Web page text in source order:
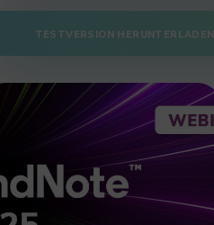
TESTVERSION HERUNTERLADEN